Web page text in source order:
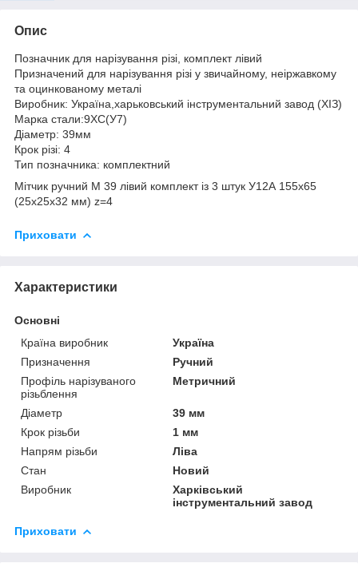
Опис
Позначник для нарізування різі, комплект лівий
Призначений для нарізування різі у звичайному, неіржавкому
та оцинкованому металі
Виробник: Україна,харьковський інструментальний завод (ХІЗ)
Марка стали:9ХС(У7)
Діаметр: 39мм
Крок різі: 4
Тип позначника: комплектний
Мітчик ручний М 39 лівий комплект із 3 штук У12А 155х65
(25х25х32 мм) z=4
Приховати
Характеристики
Основні
Країна виробник
Україна
Призначення
Ручний
Профіль нарізуваного
різьблення
Метричний
Діаметр
39 мм
Крок різьби
1 мм
Напрям різьби
Ліва
Стан
Новий
Виробник
Харківський
інструментальний завод
Приховати